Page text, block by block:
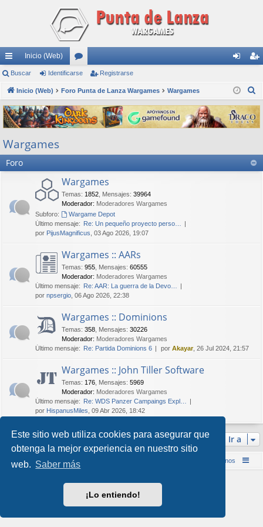
Este sitio web utiliza cookies para asegurar que
obtenga la mejor experiencia en nuestro sitio
web. Saber más
¡Lo entiendo!
nl
ac
es
rá
pi
do
Inicio (Web)
or
os nti
fic
ar
ist
ra
rs
Buscar Identificarse Registrarse
Inicio (Web) Foro Punta de Lanza Wargames Wargames
s
c
r
Wargames
Foro
Wargames
Temas: 1852 Mensajes: 39964
Moderador: Moderadores Wargames
Subforo:
Wargame Depot
Último mensaje: Re: Un pequeño proyecto perso…
por PijusMagnificus , 03 Ago 2026, 19:07
Wargames :: AARs
Temas: 955 Mensajes: 60555
Moderador: Moderadores Wargames
Último mensaje: Re: AAR: La guerra de la Devo…
por npsergio , 06 Ago 2026, 22:38
Wargames :: Dominions
Temas: 358 Mensajes: 30226
Moderador: Moderadores Wargames
Último mensaje: Re: Partida Dominions 6 por Akayar, 26 Jul 2024, 21:57
Wargames :: John Tiller Software
Temas: 176 Mensajes: 5969
Moderador: Moderadores Wargames
Último mensaje: Re: WDS Panzer Campaings Expl…
por HispanusMiles , 09 Abr 2026, 18:42
Ir a
Inicio (Web) Foro Punta de Lanza Wargames Contáctenos
Style por
Arty &